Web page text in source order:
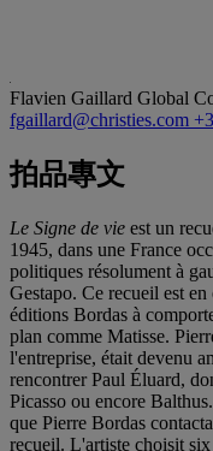
Flavien Gaillard Global
fgaillard@christies.com
拍品專文
Le Signe de vie est un
1945, dans une France
politiques résolument à
Gestapo. Ce recueil est
éditions Bordas à
plan comme Matisse.
l'entreprise, était devenu
rencontrer Paul Éluard,
Picasso ou encore
que Pierre Bordas
recueil. L'artiste choisit